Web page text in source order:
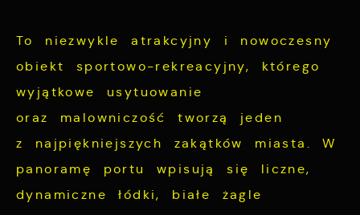
To niezwykle atrakcyjny i nowoczesny
obiekt sportowo-rekreacyjny, którego
wyjątkowe usytuowanie
oraz malowniczość tworzą jeden
z najpiękniejszych zakątków miasta. W
panoramę portu wpisują się liczne,
dynamiczne łódki, białe żagle